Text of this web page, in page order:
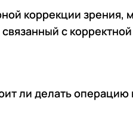
коррекции зрения,
с
ли делать операцию